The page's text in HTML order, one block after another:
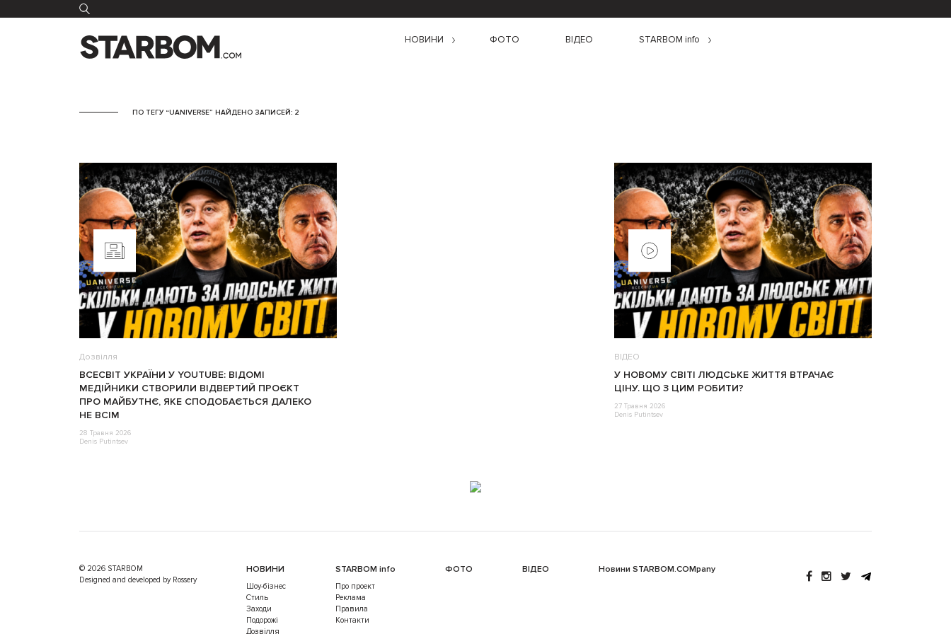
НОВИНИ ФОТО ВІДЕО STARBOM info
ПО ТЕГУ “UANIVERSE” НАЙДЕНО ЗАПИСЕЙ: 2
Дозвілля
ВСЕСВІТ УКРАЇНИ У YOUTUBE: ВІДОМІ
МЕДІЙНИКИ СТВОРИЛИ ВІДВЕРТИЙ ПРОЄКТ
ПРО МАЙБУТНЄ, ЯКЕ СПОДОБАЄТЬСЯ ДАЛЕКО
НЕ ВСІМ
28 Травня 2026
Denis Putintsev
ВІДЕО
У НОВОМУ СВІТІ ЛЮДСЬКЕ ЖИТТЯ ВТРАЧАЄ
ЦІНУ. ЩО З ЦИМ РОБИТИ?
27 Травня 2026
Denis Putintsev
© 2026 STARBOM
Designed and developed by Rossery
НОВИНИ
Шоу-бізнес
Стиль
Заходи
Подорожі
Дозвілля
STARBOM info
Про проект
Реклама
Правила
Контакти
ФОТО ВІДЕО Новини STARBOM.COMpany